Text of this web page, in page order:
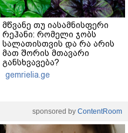
მწვანე თუ იასამნისფერი
რეჰანი: რომელი ჯობს
სალათისთვის და რა არის
მათ შორის მთავარი
განსხვავება?
gemrielia.ge
sponsored by ContentRoom